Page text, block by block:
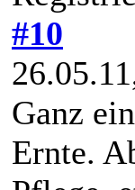
#10
Ganz
Ernte.